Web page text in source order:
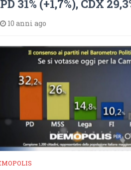
PD 31% (+1,7%), CDX
10 anni ago